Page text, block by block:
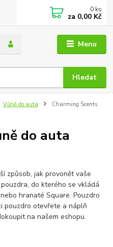
Menu
Hledat
0 ks
za 0,00 Kč
Vůně do auta
Charming Scents
do auta
způsob, jak provonět vaše
do kterého se vkládá
hranaté Square. Pouzdro
pouzdro otevřete a náplň
na našem eshopu.